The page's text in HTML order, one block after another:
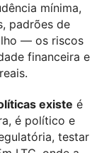
mínima,
padrões de
— os riscos
financeira e
existe é
é político e
testar